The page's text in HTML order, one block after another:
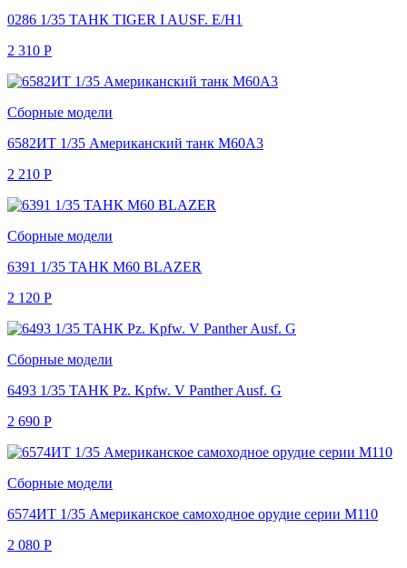
0286 1/35 ТАНК TIGER I AUSF. E/H1
2 310 Р
Сборные модели
6582ИТ 1/35 Американский танк M60A3
2 210 Р
Сборные модели
6391 1/35 ТАНК M60 BLAZER
2 120 Р
Сборные модели
6493 1/35 ТАНК Pz. Kpfw. V Panther Ausf. G
2 690 Р
Сборные модели
6574ИТ 1/35 Американское самоходное орудие серии M110
2 080 Р